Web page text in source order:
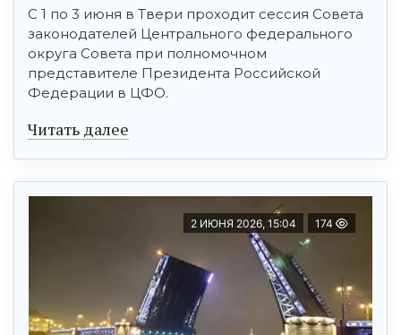
С 1 по 3 июня в Твери проходит сессия Совета
законодателей Центрального федерального
округа Совета при полномочном
представителе Президента Российской
Федерации в ЦФО.
Читать далее
2 ИЮНЯ 2026, 15:04 174